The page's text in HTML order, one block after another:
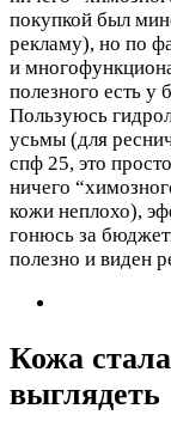
покупкой был
рекламу), но по
и
полезного есть у
Пользуюсь
усьмы (для
спф 25, это
ничего
кожи неплохо),
гонюсь за
полезно и виден
Кожа
выглядеть